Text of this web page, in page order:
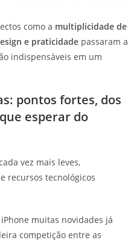
como a multiplicidade de
e praticidade passaram a
indispensáveis em um
pontos fortes, dos
esperar do
vez mais leves,
recursos tecnológicos
muitas novidades já
competição entre as